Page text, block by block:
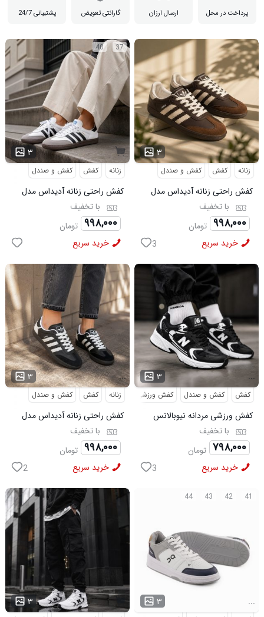
پرداخت در محل ارسال ارزان گارانتی تعویض پشتیبانی 24/7
37
40
۳
زنانه کفش کفش و صندل
کفش راحتی زنانه آدیداس مدل
سامبا سفیدبا تخفیف
۹۹۸,۰۰۰ تومان
خرید سریع
۳ ...
زنانه کفش کفش و صندل
کفش راحتی زنانه آدیداس مدل
سامبا قهوه ای
با تخفیف
۹۹۸,۰۰۰ تومان
خرید سریع
3
۳ ...
زنانه کفش کفش و صندل
کفش راحتی زنانه آدیداس مدل
سامبا مشکی
با تخفیف
۹۹۸,۰۰۰ تومان
خرید سریع
2
۳ ...
کفش کفش و صندل کفش ورزشی
کفش ورزشی مردانه نیوبالانس
مدل NB مشکی با تخفیف
۷۹۸,۰۰۰ تومان
خرید سریع
3
۳
41
42
43
44
۳ ...